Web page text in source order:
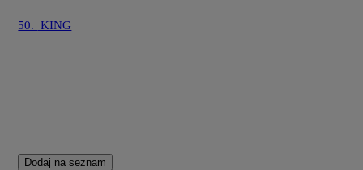
50. KING
Dodaj na seznam